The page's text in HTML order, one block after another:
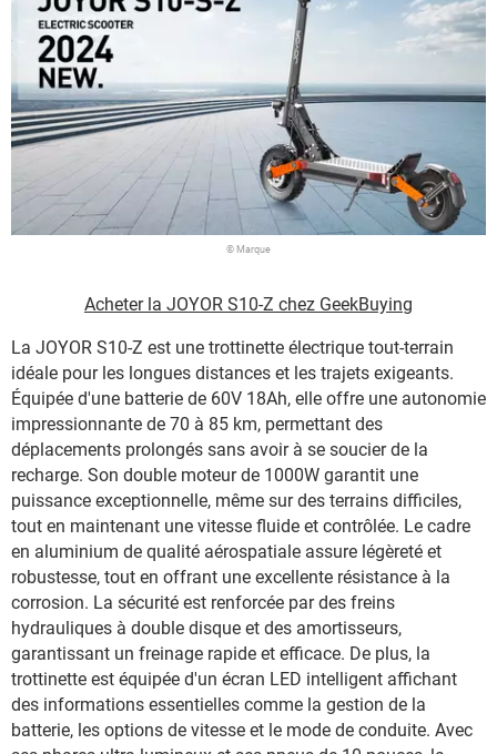
© Marque
Acheter la JOYOR S10-Z chez GeekBuying
La JOYOR S10-Z est une trottinette électrique tout-terrain
idéale pour les longues distances et les trajets exigeants.
Équipée d'une batterie de 60V 18Ah, elle offre une autonomie
impressionnante de 70 à 85 km, permettant des
déplacements prolongés sans avoir à se soucier de la
recharge. Son double moteur de 1000W garantit une
puissance exceptionnelle, même sur des terrains difficiles,
tout en maintenant une vitesse fluide et contrôlée. Le cadre
en aluminium de qualité aérospatiale assure légèreté et
robustesse, tout en offrant une excellente résistance à la
corrosion. La sécurité est renforcée par des freins
hydrauliques à double disque et des amortisseurs,
garantissant un freinage rapide et efficace. De plus, la
trottinette est équipée d'un écran LED intelligent affichant
des informations essentielles comme la gestion de la
batterie, les options de vitesse et le mode de conduite. Avec